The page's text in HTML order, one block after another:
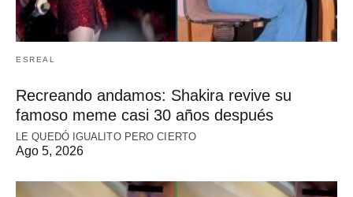
ESREAL
Recreando andamos: Shakira revive su
famoso meme casi 30 años después
LE QUEDÓ IGUALITO PERO CIERTO
Ago 5, 2026